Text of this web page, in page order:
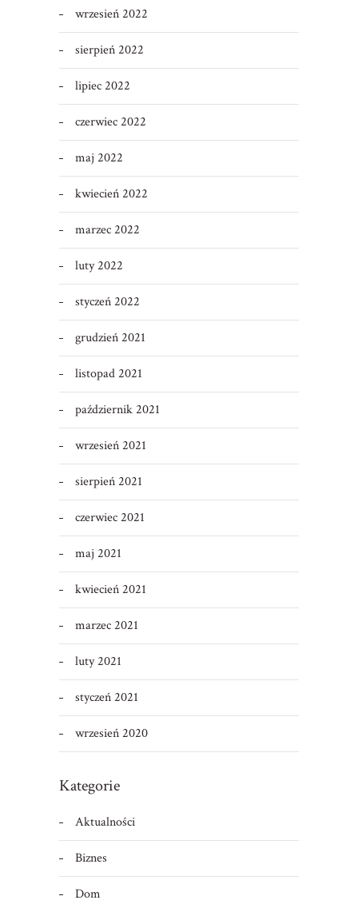
wrzesień 2022
sierpień 2022
lipiec 2022
czerwiec 2022
maj 2022
kwiecień 2022
marzec 2022
luty 2022
styczeń 2022
grudzień 2021
listopad 2021
październik 2021
wrzesień 2021
sierpień 2021
czerwiec 2021
maj 2021
kwiecień 2021
marzec 2021
luty 2021
styczeń 2021
wrzesień 2020
Kategorie
Aktualności
Biznes
Dom